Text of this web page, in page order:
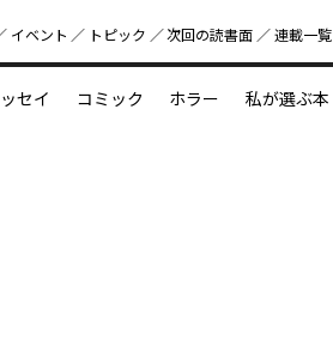
イベント トピック 次回の読書⾯ 連載一覧
セイ コミック ホラー 私が選ぶ本